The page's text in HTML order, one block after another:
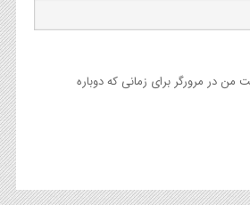
من در مرورگر برای زمانی که دوباره